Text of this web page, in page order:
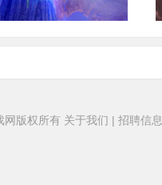
网版权所有 关于我们 | 招聘信息